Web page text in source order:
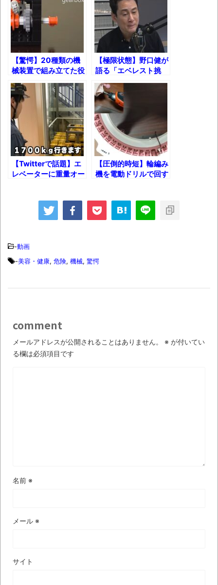
長野県のなめこのデカさが規格外だったｗ
ｗ
新装版「ご冗談でしょう、ファインマンさ
ん（上）（下）」発売
【画像】整形で2400万円超えの美女、水着
歴ログは10周年ですがnoteに引っ越します
進撃の巨人シーズン7 ファイナルシーズンの
感想
TBS「マツコの知らない世界」スタグル特
集でほとんど紹介されなかったJリーグ…なら
時代の流れ
【衝撃】道志村の骨や服、沢の上流から流
飛行
に入院中のオレのオナサポ懇願したら・・・
「ム、ムリです・・・」メガネ美人ナース
に入院中のオレのオナサポ懇願したら・・・
しい仕事観
【驚愕】20種類の機
械装置で組み立てた役
に立たないレゴマシン
ｗ
【極限状態】野口健が
語る「エベレスト挑
戦」で生死を分けた不
思議な知らせとは？
【Twitterで話題】エ
レベーターに重量オー
【圧倒的時短】輪編み
機を電動ドリルで回す
-動画
-美容・健康, 危険, 機械, 驚愕
comment
メールアドレスが公開されることはありません。 ※ が付いてい
る欄は必須項目です
名前 ※
メール ※
サイト